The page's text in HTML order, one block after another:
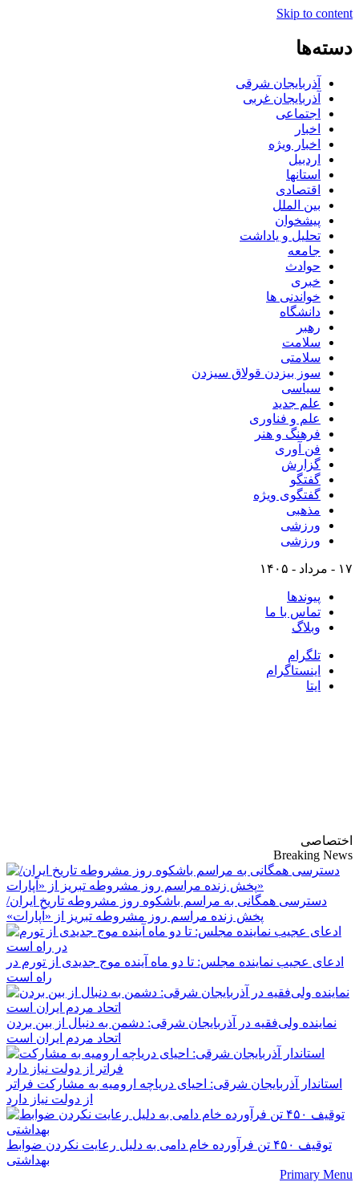
Skip to content
دسته‌ها
آذربایجان شرقی
آذربایجان غربی
اجتماعی
اخبار
اخبار ویژه
اردبیل
استانها
اقتصادی
بین الملل
پیشخوان
تحلیل و یاداشت
جامعه
حوادث
خبری
خواندنی ها
دانشگاه
رهبر
سلامت
سلامتی
سوز بیزدن قولاق سیزدن
سیاسی
علم جدید
علم و فناوری
فرهنگ و هنر
فن آوری
گزارش
گفتگو
گفتگوی ویژه
مذهبی
ورزشی
ورزشی
۱۷ - مرداد - ۱۴۰۵
پیوندها
تماس با ما
وبلاگ
تلگرام
اینستاگرام
ایتا
اختصاصی
Breaking News
دسترسی همگانی به مراسم باشکوه روز مشروطه تاریخ ایران/
پخش زنده مراسم روز مشروطه تبریز از «آپارات»
ادعای عجیب نماینده مجلس: تا دو ماه آینده موج جدیدی از تورم در
راه است
نماینده ولی‌فقیه در آذربایجان شرقی: دشمن به دنبال از بین بردن
اتحاد مردم ایران است
استاندار آذربایجان شرقی: احیای دریاچه ارومیه به مشارکت فراتر
از دولت نیاز دارد
توقیف ۴۵۰ تن فرآورده خام دامی به دلیل رعایت نکردن ضوابط
بهداشتی
Primary Menu